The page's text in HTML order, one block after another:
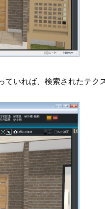
いれば、検索されたテク